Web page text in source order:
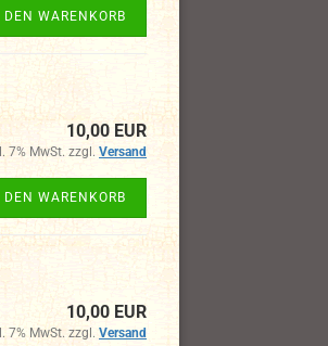
DEN WARENKORB
10,00 EUR
7% MwSt. zzgl. Versand
DEN WARENKORB
10,00 EUR
7% MwSt. zzgl. Versand